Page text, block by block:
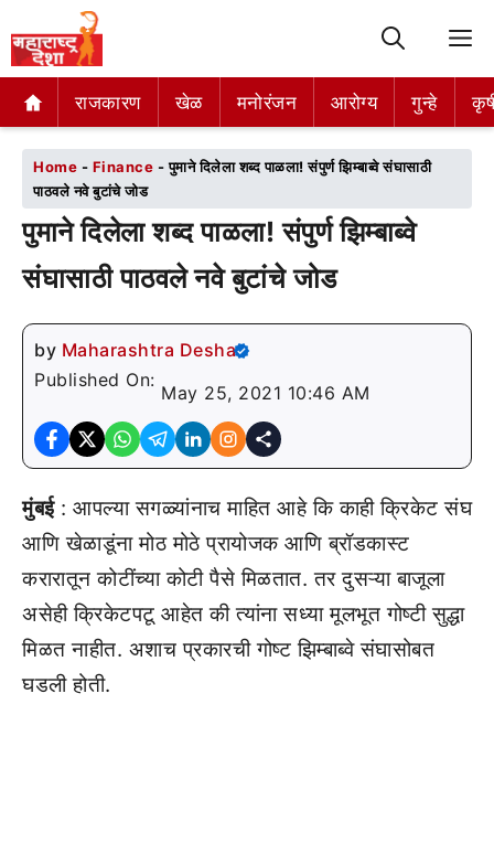
राजकारण खेळ मनोरंजन आरोग्य गुन्हे
राजकारण खेळ मनोरंजन आरोग्य गुन्हे
Home - Finance -पुमाने दिलेला शब्द पाळला! संपुर्ण झिम्बाब्वे संघासाठी
पाठवले नवे बुटांचे जोड
पुमाने दिलेला शब्द पाळला! संपुर्ण झिम्बाब्वे
संघासाठी पाठवले नवे बुटांचे जोड
by Maharashtra Desha
Published On:
May 25, 2021 10:46 AM
मुंबई: आपल्या सगळ्यांनाच माहित आहे कि काही क्रिकेट संघ
आणि खेळाडूंना मोठ मोठे प्रायोजक आणि ब्रॉडकास्ट
करारातून कोटींच्या कोटी पैसे मिळतात. तर दुसऱ्या बाजूला
असेही क्रिकेटपटू आहेत की त्यांना सध्या मूलभूत गोष्टी सुद्धा
मिळत नाहीत. अशाच प्रकारची गोष्ट झिम्बाब्वे संघासोबत
घडली होती.